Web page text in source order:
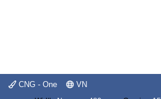
CNG - One VN